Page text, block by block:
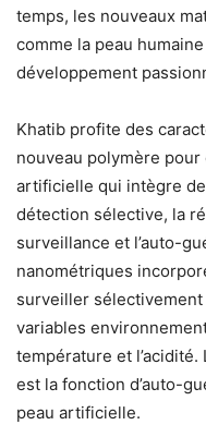
temps, les nouveaux
comme la peau
développement
Khatib profite des
nouveau polymère
artificielle qui intègre
détection sélective, la
surveillance et l’auto-
nanométriques
surveiller
variables
température et
est la fonction d’auto-
peau artificielle.